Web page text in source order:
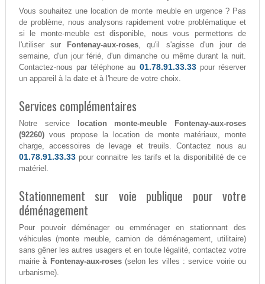
Vous souhaitez une location de monte meuble en urgence ? Pas
de problème, nous analysons rapidement votre problématique et
si le monte-meuble est disponible, nous vous permettons de
l'utiliser sur
Fontenay-aux-roses, qu'il s'agisse d'un jour de
semaine, d'un jour férié, d'un dimanche ou même durant la nuit.
Contactez-nous par téléphone au 01.78.91.33.33 pour réserver
un appareil à la date et à l'heure de votre choix.
Services complémentaires
Notre service
location monte-meuble Fontenay-aux-roses
(92260)vous propose la location de monte matériaux, monte
charge, accessoires de levage et treuils. Contactez nous au
01.78.91.33.33 pour connaitre les tarifs et la disponibilité de ce
matériel.
Stationnement sur voie publique pour votre
déménagement
Pour pouvoir déménager ou emménager en stationnant des
véhicules (monte meuble, camion de déménagement, utilitaire)
sans gêner les autres usagers et en toute légalité, contactez votre
mairieà Fontenay-aux-roses(selon les villes : service voirie ou
urbanisme).